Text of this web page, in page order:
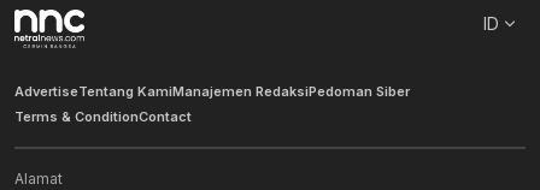
ID
AdvertiseTentang KamiManajemen RedaksiPedoman Siber
Terms & ConditionContact
Alamat